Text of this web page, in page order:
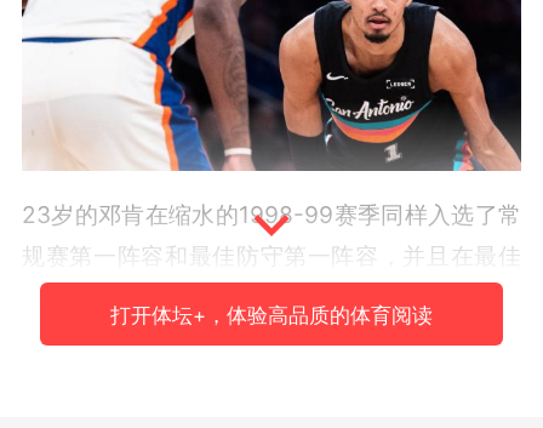
23岁的邓肯在缩水的1998-99赛季同样入选了常
规赛第一阵容和最佳防守第一阵容，并且在最佳
防守球员评选以及常规赛MVP评选中排名前五。
打开体坛+，体验高品质的体育阅读